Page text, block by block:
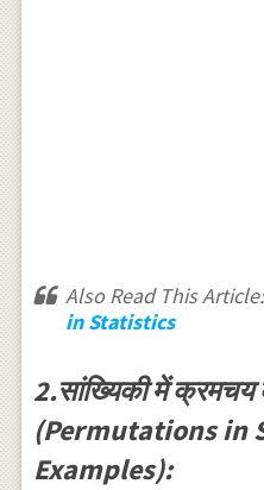
Also Read This
in Statistics
2.सांख्यिकी में क्रमचय
(Permutations in
Examples):